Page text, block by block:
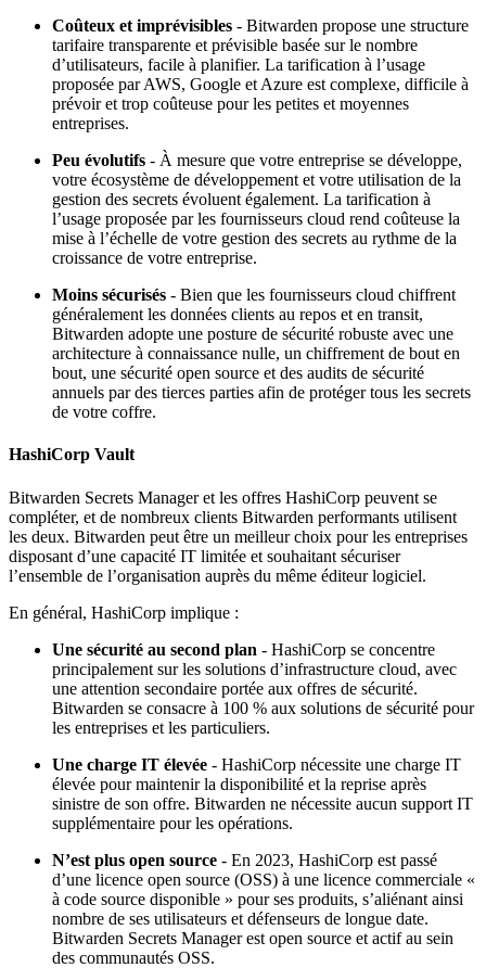
Coûteux et imprévisibles - Bitwarden propose une structure
tarifaire transparente et prévisible basée sur le nombre
d’utilisateurs, facile à planifier. La tarification à l’usage
proposée par AWS, Google et Azure est complexe, difficile à
prévoir et trop coûteuse pour les petites et moyennes
entreprises.
Peu évolutifs - À mesure que votre entreprise se développe,
votre écosystème de développement et votre utilisation de la
gestion des secrets évoluent également. La tarification à
l’usage proposée par les fournisseurs cloud rend coûteuse la
mise à l’échelle de votre gestion des secrets au rythme de la
croissance de votre entreprise.
Moins sécurisés - Bien que les fournisseurs cloud chiffrent
généralement les données clients au repos et en transit,
Bitwarden adopte une posture de sécurité robuste avec une
architecture à connaissance nulle, un chiffrement de bout en
bout, une sécurité open source et des audits de sécurité
annuels par des tierces parties afin de protéger tous les secrets
de votre coffre.
HashiCorp Vault
Bitwarden Secrets Manager et les offres HashiCorp peuvent se
compléter, et de nombreux clients Bitwarden performants utilisent
les deux. Bitwarden peut être un meilleur choix pour les entreprises
disposant d’une capacité IT limitée et souhaitant sécuriser
l’ensemble de l’organisation auprès du même éditeur logiciel.
En général, HashiCorp implique :
Une sécurité au second plan - HashiCorp se concentre
principalement sur les solutions d’infrastructure cloud, avec
une attention secondaire portée aux offres de sécurité.
Bitwarden se consacre à 100 % aux solutions de sécurité pour
les entreprises et les particuliers.
Une charge IT élevée - HashiCorp nécessite une charge IT
élevée pour maintenir la disponibilité et la reprise après
sinistre de son offre. Bitwarden ne nécessite aucun support IT
supplémentaire pour les opérations.
N’est plus open source - En 2023, HashiCorp est passé
d’une licence open source (OSS) à une licence commerciale «
à code source disponible » pour ses produits, s’aliénant ainsi
nombre de ses utilisateurs et défenseurs de longue date.
Bitwarden Secrets Manager est open source et actif au sein
des communautés OSS.